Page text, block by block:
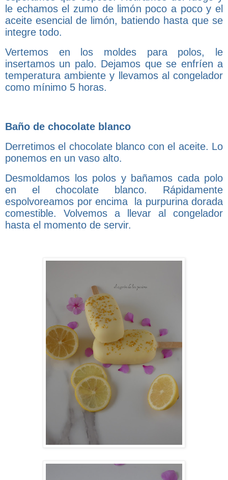
le echamos el zumo de limón poco a poco y el
aceite esencial de limón, batiendo hasta que se
integre todo.
Vertemos en los moldes para polos, le
insertamos un palo. Dejamos que se enfríen a
temperatura ambiente y llevamos al congelador
como mínimo 5 horas.
Baño de chocolate blanco
Derretimos el chocolate blanco con el aceite. Lo
ponemos en un vaso alto.
Desmoldamos los polos y bañamos cada polo
en el chocolate blanco. Rápidamente
espolvoreamos por encima la purpurina dorada
comestible. Volvemos a llevar al congelador
hasta el momento de servir.